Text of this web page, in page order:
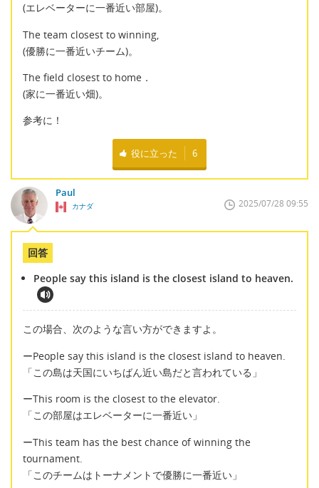
(エレベーターに一番近い部屋)。
The team closest to winning,
(優勝に一番近いチーム)。
The field closest to home．
(家に一番近い畑)。
参考に！
役に立った 6
Paul
カナダ 2025/07/28 09:55
回答
People say this island is the closest island to heaven.
この場合、次のような言い方ができますよ。
ーPeople say this island is the closest island to heaven.
「この島は天国にいちばん近い島だと言われている」
ーThis room is the closest to the elevator.
「この部屋はエレベーターに一番近い」
ーThis team has the best chance of winning the
tournament.
「このチームはトーナメントで優勝に一番近い」